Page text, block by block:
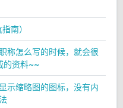
南）
称怎么写的时候，就会很
的资料~~
示缩略图的图标，没有内